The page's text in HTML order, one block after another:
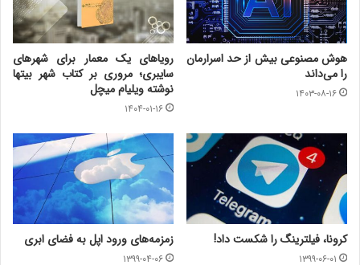
هوش مصنوعی بیش از حد اسرارمان
را می‌داند
۱۴۰۳-۰۸-۱۶
رویاهای یک معمار برای شهرهای
سایبری؛ مروری بر کتاب شهر بیت­ها
نوشته ویلیام میچل
۱۴۰۴-۰۱-۱۶
کرونا، فیلترینگ را شکست داد!
۱۳۹۹-۰۶-۰۱
زمزمه‌های ورود اپل به فضای ابری
۱۳۹۹-۰۴-۰۶